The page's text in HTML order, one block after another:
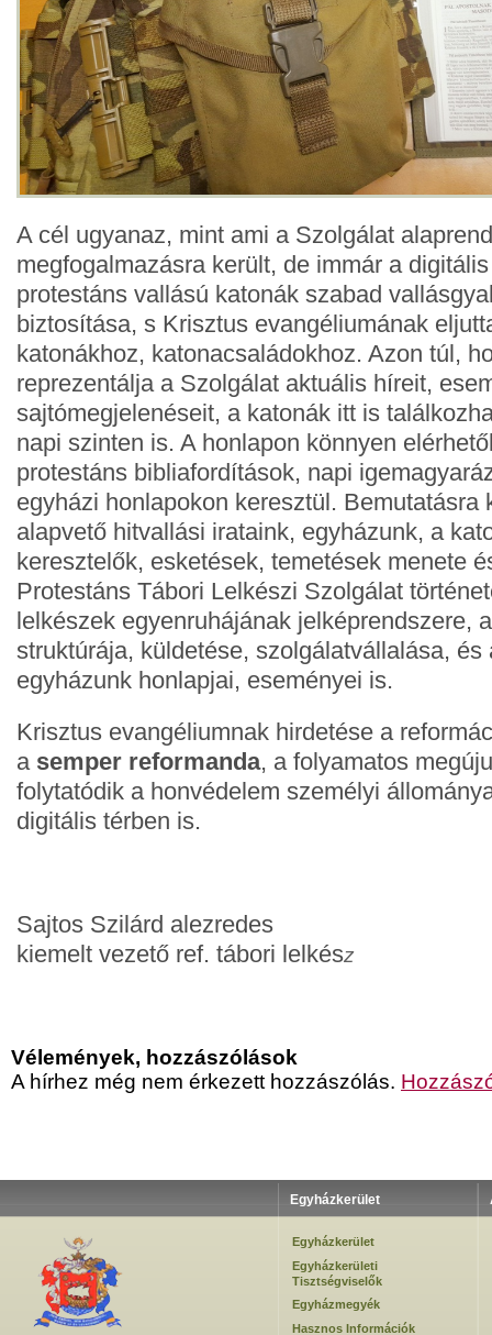
A cél ugyanaz, mint ami a Szolgálat
megfogalmazásra került, de immár a
protestáns vallású katonák szabad
biztosítása, s Krisztus evangéliumának
katonákhoz, katonacsaládokhoz. Azon túl,
reprezentálja a Szolgálat aktuális híreit,
sajtómegjelenéseit, a katonák itt is
napi szinten is. A honlapon könnyen
protestáns bibliafordítások, napi
egyházi honlapokon keresztül. Bemutatásra
alapvető hitvallási irataink, egyházunk, a
keresztelők, esketések, temetések menete
Protestáns Tábori Lelkészi Szolgálat
lelkészek egyenruhájának jelképrendszere,
struktúrája, küldetése, szolgálatvállalása, és
egyházunk honlapjai, eseményei is.
Krisztus evangéliumnak hirdetése a
a semper reformanda, a folyamatos
folytatódik a honvédelem személyi
digitális térben is.
Sajtos Szilárd alezredes
kiemelt vezető ref. tábori lelkész
Vélemények, hozzászólások
A hírhez még nem érkezett hozzászólás.
Egyházkerület
Egyházkerület
Egyházkerületi
Tisztségviselők
Egyházmegyék
Hasznos Információk